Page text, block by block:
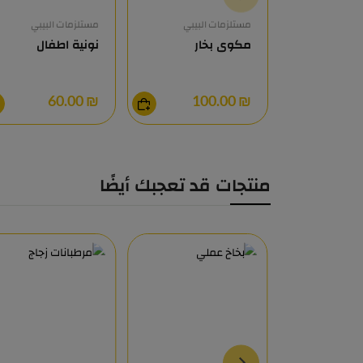
مستلزمات البيبي
مكوى بخار
₪ 100.00
مستلزمات البيبي
نونية اطفال
₪ 60.00
منتجات قد تعجبك أيضًا